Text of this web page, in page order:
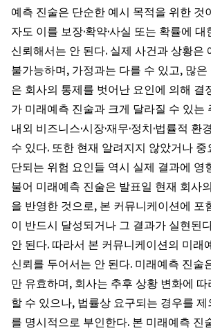
예측 진술은 단순한 예시 목적을 위한 것
자도 이를 보장·확약·사실 또는 확률에
신뢰해서는 안 된다. 실제 사건과 상황은
불가능하며, 가정과는 다를 수 있고, 많
은 회사의 통제를 벗어난 요인에 의해 결
가 미래예측 진술과 크게 달라질 수 있는
내외 비즈니스·시장·재무·정치·법률적 환
수 있다. 또한 현재 알려지지 않았거나
단되는 위험 요인들 역시 실제 결과에 영
불어 미래예측 진술은 발표일 현재 회사
을 반영한 것으로, 본 커뮤니케이션에 포
이 반드시 달성되거나 그 결과가 실현된
안 된다. 따라서 본 커뮤니케이션의 미래
신뢰를 두어서는 안 된다. 미래예측 진술
만 유효하며, 회사는 추후 상황 변화에
할 수 있으나, 법률상 요구되는 경우를
를 명시적으로 부인한다. 본 미래예측 진